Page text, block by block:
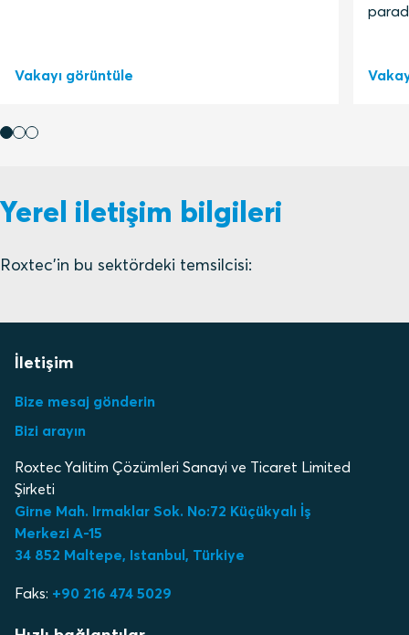
Vakayı görüntüle
Yerel iletişim bilgileri
Roxtec'in bu sektördeki temsilcisi:
İletişim
Bize mesaj gönderin
Bizi arayın
Roxtec Yalitim Çözümleri Sanayi ve Ticaret Limited
Şirketi
Girne Mah. Irmaklar Sok. No:72 Küçükyalı İş
Merkezi A-15
34 852 Maltepe, Istanbul, Türkiye
Faks: +90 216 474 5029